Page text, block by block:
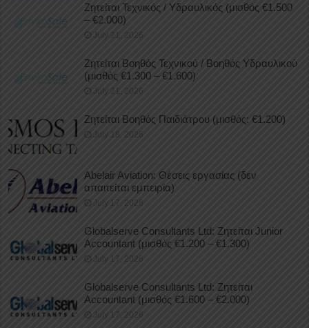
Ζητείται Τεχνικός / Υδραυλικός (μισθός €1.500
– €2.000)
July 21, 2026
Ζητείται Βοηθός Τεχνικού / Βοηθός Υδραυλικού
(μισθός €1.300 – €1.600)
July 21, 2026
Ζητείται Βοηθός Παιδιάτρου (μισθός: €1.200)
July 18, 2026
Abelair Aviation: Θέσεις εργασίας (δεν
απαιτείται εμπειρία)
July 17, 2026
Globalserve Consultants Ltd: Ζητείται Junior
Accountant (μισθός €1.200 – €1.300)
July 17, 2026
Globalserve Consultants Ltd: Ζητείται
Accountant (μισθός €1.600 – €2.000)
July 17, 2026